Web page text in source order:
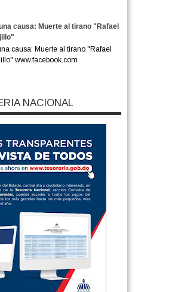
causa: Muerte al tirano "Rafael
causa: Muerte al tirano "Rafael
www.facebook.com
NACIONAL